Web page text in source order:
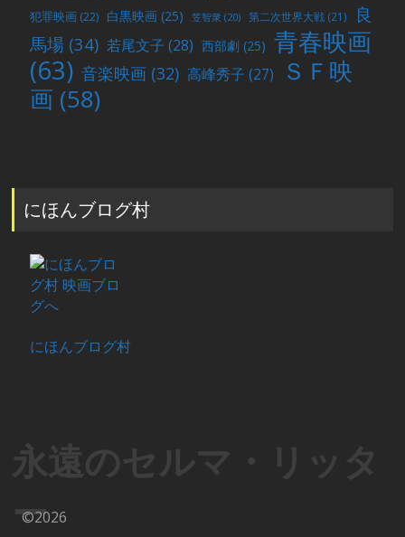
犯罪映画 (22) 白黒映画 (25) 笠智衆 (20) 第二次世界大戦 (21)
良
馬場 (34) 若尾文子 (28) 西部劇 (25) 青春映画
(63) 音楽映画 (32) 高峰秀子 (27)
ＳＦ映
画 (58)
にほんブログ村
にほんブログ村
永遠のセルマ・リッタ
ー
©2026